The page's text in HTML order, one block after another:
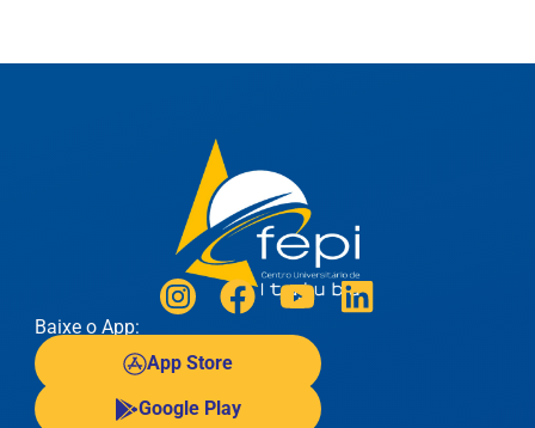
Baixe o App:
App Store
Google Play